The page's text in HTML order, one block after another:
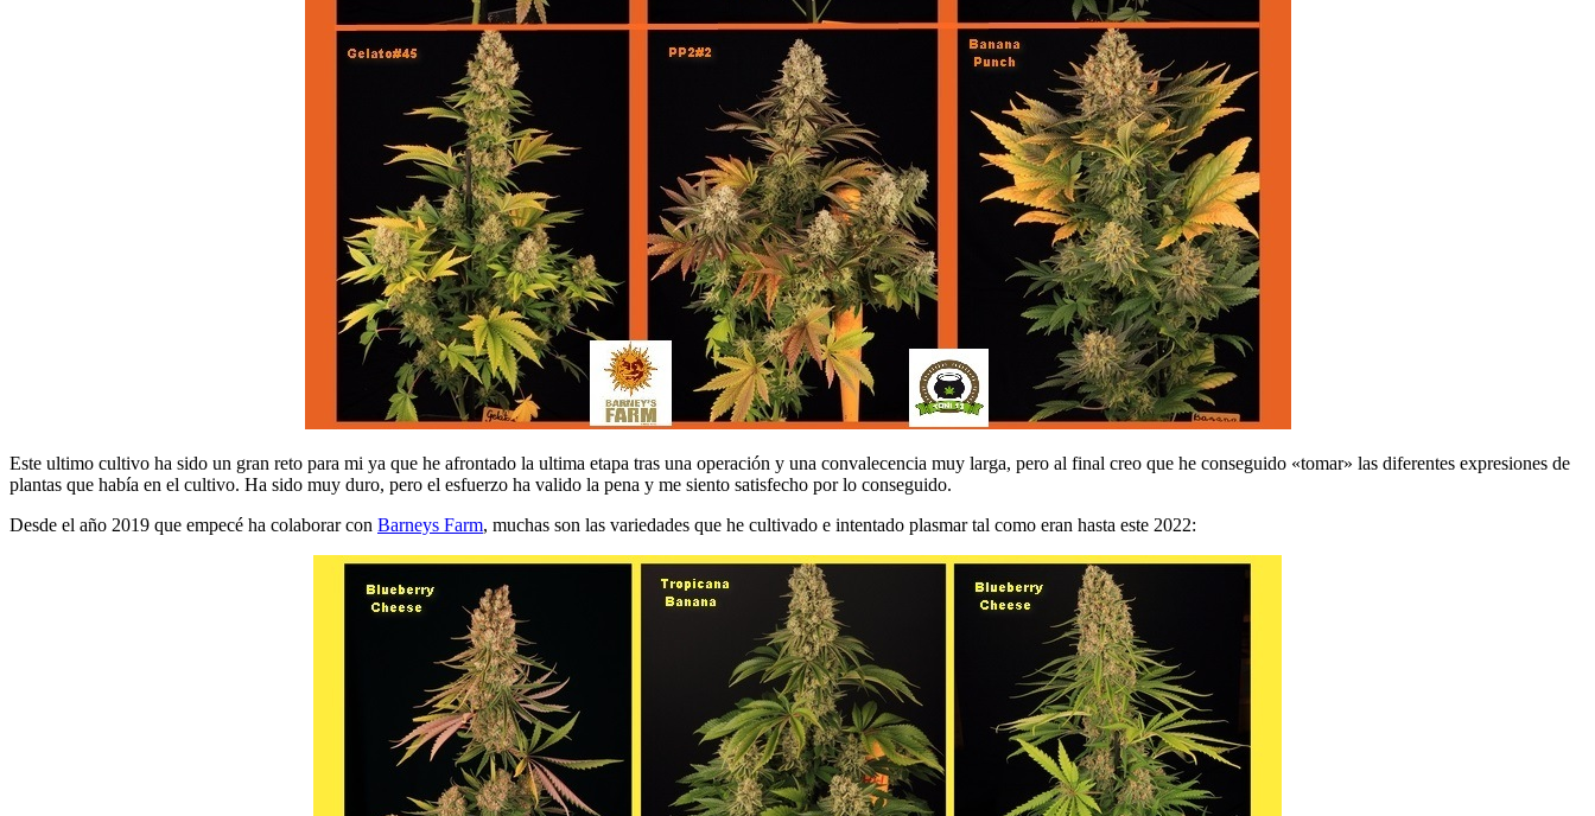
Este ultimo cultivo ha sido un gran reto para mi ya que he afrontado la ultima etapa tras una operación y una convalecencia muy larga, pero al final creo que he conseguido «tomar» las diferentes expresiones de
plantas que había en el cultivo. Ha sido muy duro, pero el esfuerzo ha valido la pena y me siento satisfecho por lo conseguido.
Desde el año 2019 que empecé ha colaborar con Barneys Farm, muchas son las variedades que he cultivado e intentado plasmar tal como eran hasta este 2022: